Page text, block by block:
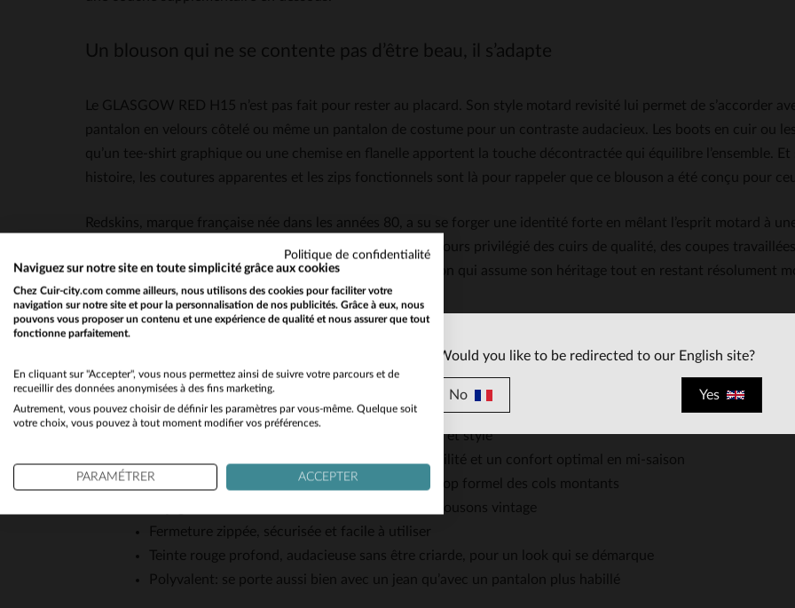
Un blouson qui ne se contente pas d’être beau, il s’adapte
Le GLASGOW RED H15 n’est pas fait pour rester au placard. Son style motard revisité lui permet de s’accorder
pantalon en velours côtelé ou même un pantalon de costume pour un contraste audacieux. Les boots en cuir ou
qu’un tee-shirt graphique ou une chemise en flanelle apportent la touche décontractée qui équilibre l’ensemble.
histoire, les coutures apparentes et les zips fonctionnels sont là pour rappeler que ce blouson a été conçu pour
Redskins, marque française née dans les années 80, a su se forger une identité forte en mêlant l’esprit motard à
les codes du rock et de la contre-culture, la marque a toujours privilégié des cuirs de qualité, des coupes
GLASGOW RED H15 s’inscrit dans cette lignée: un blouson qui assume son héritage tout en restant résolument
authenticité sans compromis.
Caractéristiques
Cuir d’agneau souple et léger, idéal pour un port quotidien sans fatigue
Effet matelassé aux épaules et en bas du dos, renforçant l’esprit motard tout en apportant du relief
Coupe slimfit avec sangles de serrage à la taille pour un ajustement personnalisable
Poignets ajustables par zip, combinant praticité et style
Doublure en polyester pour une bonne respirabilité et un confort optimal en mi-saison
Col rond avec bouton pression, évitant l’effet trop formel des cols montants
Laçage décoratif en bas du dos, clin d’œil aux blousons vintage
Fermeture zippée, sécurisée et facile à utiliser
Teinte rouge profond, audacieuse sans être criarde, pour un look qui se démarque
Polyvalent: se porte aussi bien avec un jean qu’avec un pantalon plus habillé
Would you like to be redirected to our English site?
No Yes
Politique de confidentialité
Naviguez sur notre site en toute simplicité grâce aux cookies
Chez Cuir-city.com comme ailleurs, nous utilisons des cookies pour faciliter votre
navigation sur notre site et pour la personnalisation de nos publicités. Grâce à eux, nous
pouvons vous proposer un contenu et une expérience de qualité et nous assurer que tout
fonctionne parfaitement.
En cliquant sur "Accepter", vous nous permettez ainsi de suivre votre parcours et de
recueillir des données anonymisées à des fins marketing.
Autrement, vous pouvez choisir de définir les paramètres par vous-même. Quelque soit
votre choix, vous pouvez à tout moment modifier vos préférences.
PARAMÉTRER ACCEPTER